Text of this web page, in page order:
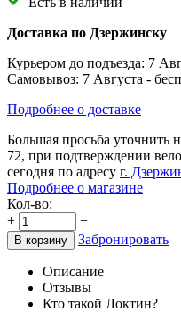
Доставка по Дзержинску
Курьером до подъезда: 7
Самовывоз: 7 Августа -
Подробнее о доставке
Большая просьба уточнить
72, при подтверждении
сегодня по адресу г.
Подробнее о магазине
Кол-во:
+
−
В корзину Забронировать
Описание
Отзывы
Кто такой Локтин?